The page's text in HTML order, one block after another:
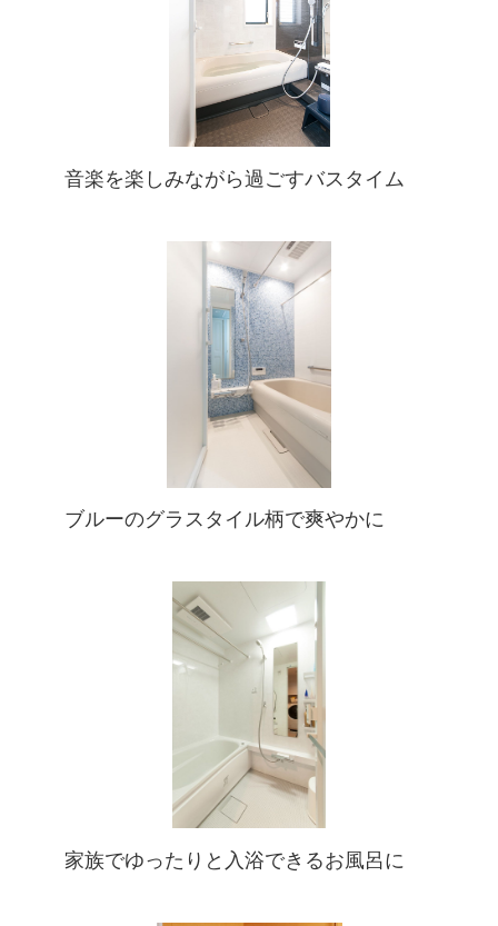
音楽を楽しみながら過ごすバスタイム
ブルーのグラスタイル柄で爽やかに
家族でゆったりと入浴できるお風呂に